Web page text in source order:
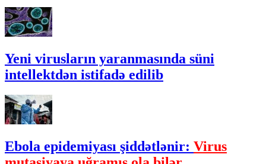
Yeni virusların yaranmasında süni
intellektdən istifadə edilib
Ebola epidemiyası şiddətlənir: Virus